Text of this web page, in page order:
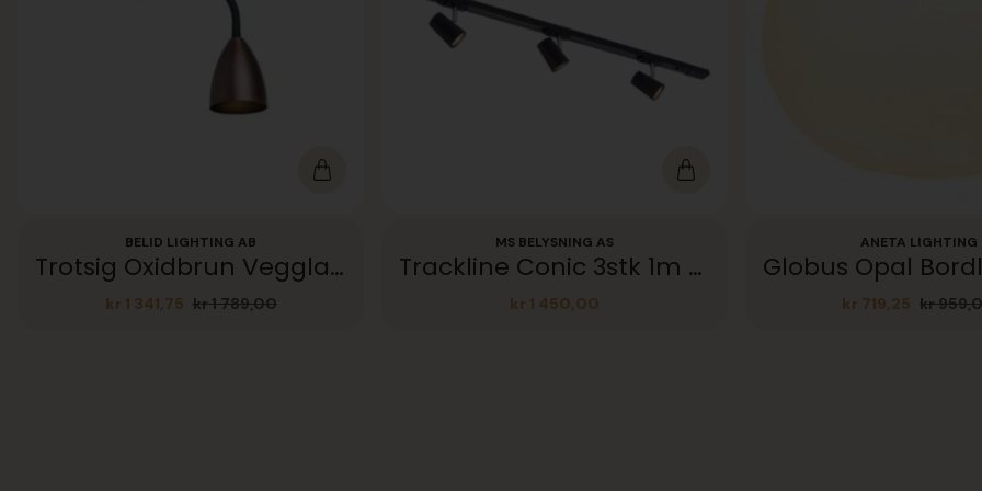
BELID LIGHTING AB
Trotsig Oxidbrun Vegglampe
kr1 789,00
Opprinnelig
kr 1 341,75 Nåværende
MS BELYSNING AS
Trackline Conic 3stk 1m Sort
kr 1 450,00
ANETA LIGHTING
kr
kr 719,25